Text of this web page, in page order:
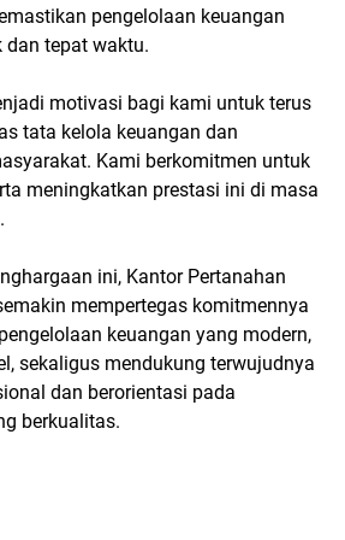
pengelolaan keuangan
dan tepat waktu.
motivasi bagi kami untuk terus
tata kelola keuangan dan
Kami berkomitmen untuk
meningkatkan prestasi ini di masa
ini, Kantor Pertanahan
mempertegas komitmennya
keuangan yang modern,
sekaligus mendukung terwujudnya
dan berorientasi pada
berkualitas.